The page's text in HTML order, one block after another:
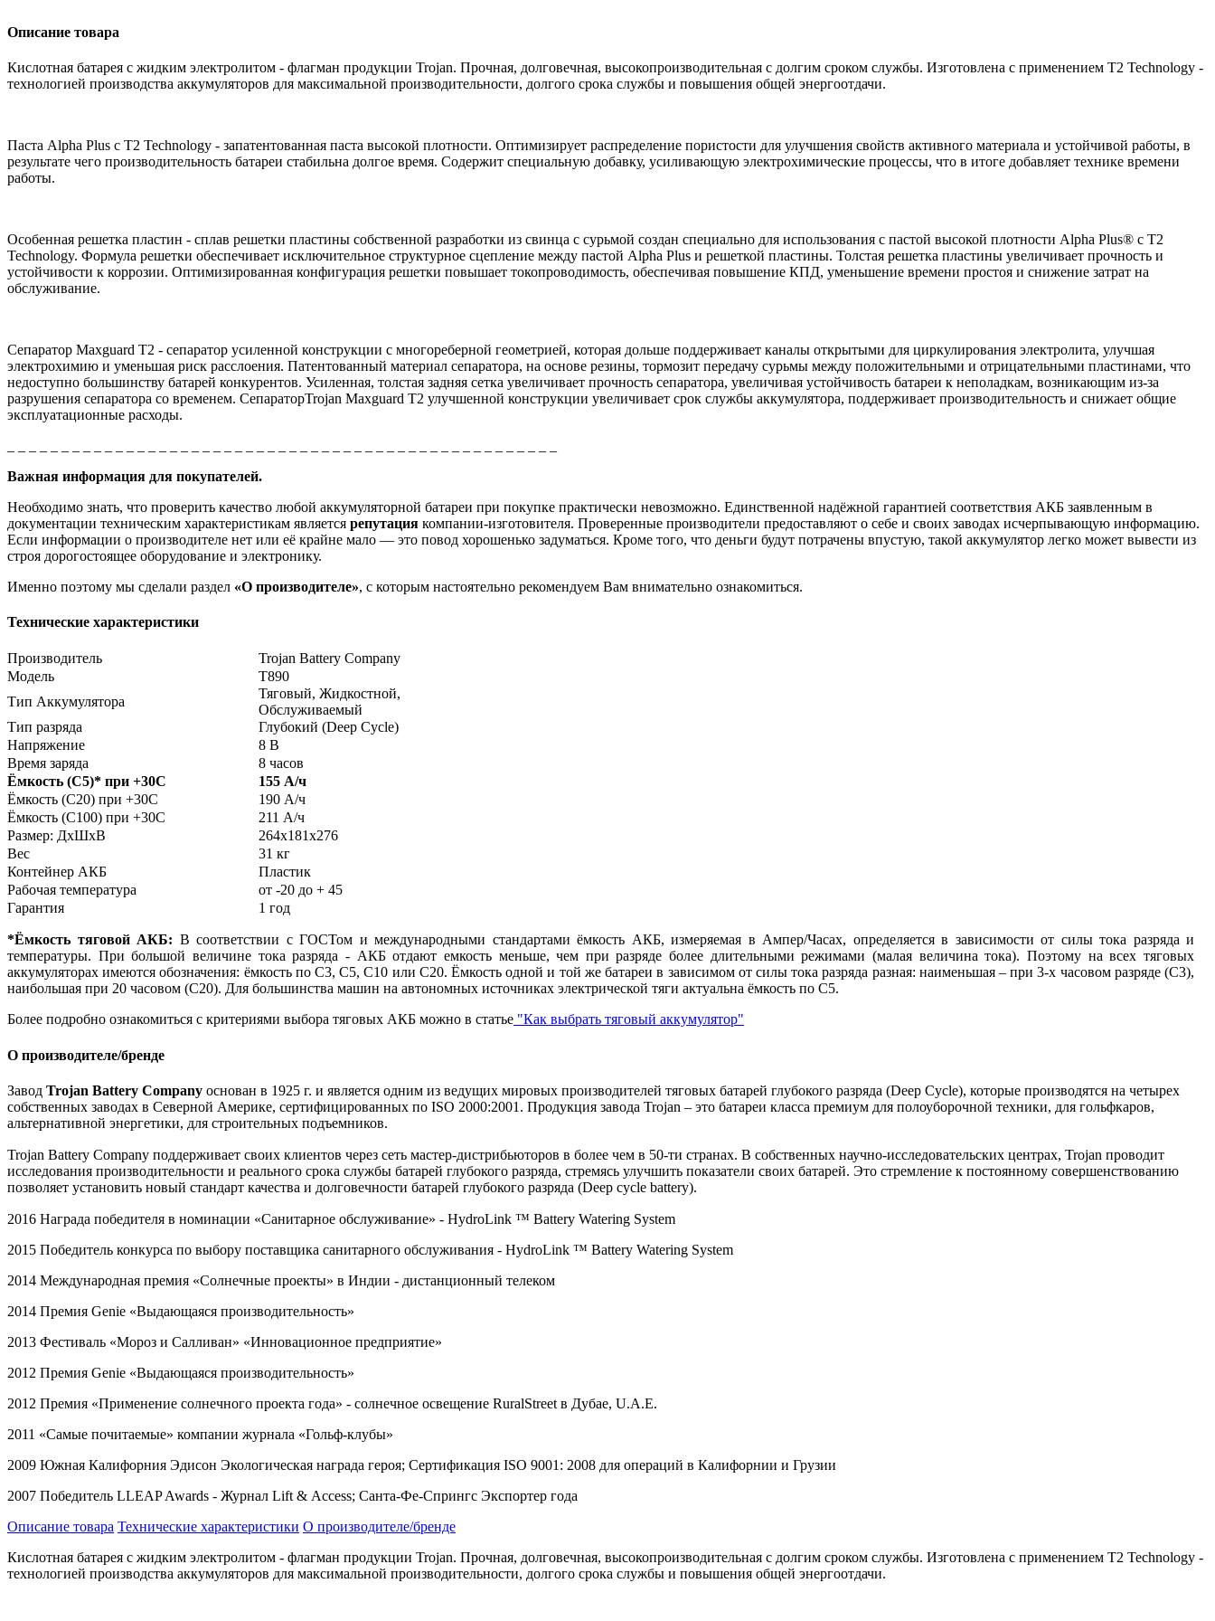
Описание товара
Кислотная батарея с жидким электролитом - флагман продукции Trojan. Прочная, долговечная, высокопроизводительная с долгим сроком службы. Изготовлена с применением T2 Technology -
технологией производства аккумуляторов для максимальной производительности, долгого срока службы и повышения общей энергоотдачи.
Паста Alpha Plus с T2 Technology - запатентованная паста высокой плотности. Оптимизирует распределение пористости для улучшения свойств активного материала и устойчивой работы, в
результате чего производительность батареи стабильна долгое время. Содержит специальную добавку, усиливающую электрохимические процессы, что в итоге добавляет технике времени
работы.
Особенная решетка пластин - сплав решетки пластины собственной разработки из свинца с сурьмой создан специально для использования с пастой высокой плотности Alpha Plus® с T2
Technology. Формула решетки обеспечивает исключительное структурное сцепление между пастой Alpha Plus и решеткой пластины. Толстая решетка пластины увеличивает прочность и
устойчивости к коррозии. Оптимизированная конфигурация решетки повышает токопроводимость, обеспечивая повышение КПД, уменьшение времени простоя и снижение затрат на
обслуживание.
Сепаратор Maxguard T2 - сепаратор усиленной конструкции c многореберной геометрией, которая дольше поддерживает каналы открытыми для циркулирования электролита, улучшая
электрохимию и уменьшая риск расслоения. Патентованный материал сепаратора, на основе резины, тормозит передачу сурьмы между положительными и отрицательными пластинами, что
недоступно большинству батарей конкурентов. Усиленная, толстая задняя сетка увеличивает прочность сепаратора, увеличивая устойчивость батареи к неполадкам, возникающим из-за
разрушения сепаратора со временем. СепараторTrojan Maxguard T2 улучшенной конструкции увеличивает срок службы аккумулятора, поддерживает производительность и снижает общие
эксплуатационные расходы.
Важная информация для покупателей.
Необходимо знать, что проверить качество любой аккумуляторной батареи при покупке практически невозможно. Единственной надёжной гарантией соответствия АКБ заявленным в
документации техническим характеристикам является репутация компании-изготовителя. Проверенные производители предоставляют о себе и своих заводах исчерпывающую информацию.
Если информации о производителе нет или её крайне мало — это повод хорошенько задуматься. Кроме того, что деньги будут потрачены впустую, такой аккумулятор легко может вывести из
строя дорогостоящее оборудование и электронику.
Именно поэтому мы сделали раздел «О производителе», с которым настоятельно рекомендуем Вам внимательно ознакомиться.
Технические характеристики
Производитель
Trojan Battery Company
Модель
T890
Тип Аккумулятора
Тяговый, Жидкостной,
Обслуживаемый
Тип разряда
Глубокий (Deep Cycle)
Напряжение
8 В
Время заряда
8 часов
Ёмкость (С5)* при +30С
155 А/ч
Ёмкость (С20) при +30С
190 А/ч
Ёмкость (С100) при +30С
211 А/ч
Размер: ДхШхВ
264х181х276
Вес
31 кг
Контейнер АКБ
Пластик
Рабочая температура
от -20 до + 45
Гарантия
1 год
*Ёмкость тяговой АКБ: В соответствии с ГОСТом и международными стандартами ёмкость АКБ, измеряемая в Ампер/Часах, определяется в зависимости от силы тока разряда и
температуры. При большой величине тока разряда - АКБ отдают емкость меньше, чем при разряде более длительными режимами (малая величина тока). Поэтому на всех тяговых
аккумуляторах имеются обозначения: ёмкость по С3, С5, С10 или С20. Ёмкость одной и той же батареи в зависимом от силы тока разряда разная: наименьшая – при 3-х часовом разряде (С3),
наибольшая при 20 часовом (С20). Для большинства машин на автономных источниках электрической тяги актуальна ёмкость по С5.
Более подробно ознакомиться с критериями выбора тяговых АКБ можно в статье "Как выбрать тяговый аккумулятор"
О производителе/бренде
Завод Trojan Battery Company основан в 1925 г. и является одним из ведущих мировых производителей тяговых батарей глубокого разряда (Deep Cycle), которые производятся на четырех
собственных заводах в Северной Америке, сертифицированных по ISO 2000:2001. Продукция завода Trojan – это батареи класса премиум для полоуборочной техники, для гольфкаров,
альтернативной энергетики, для строительных подъемников.
Trojan Battery Company поддерживает своих клиентов через сеть мастер-дистрибьюторов в более чем в 50-ти странах. В собственных научно-исследовательских центрах, Trojan проводит
исследования производительности и реального срока службы батарей глубокого разряда, стремясь улучшить показатели своих батарей. Это стремление к постоянному совершенствованию
позволяет установить новый стандарт качества и долговечности батарей глубокого разряда (Deep cycle battery).
2016 Награда победителя в номинации «Санитарное обслуживание» - HydroLink ™ Battery Watering System
2015 Победитель конкурса по выбору поставщика санитарного обслуживания - HydroLink ™ Battery Watering System
2014 Международная премия «Солнечные проекты» в Индии - дистанционный телеком
2014 Премия Genie «Выдающаяся производительность»
2013 Фестиваль «Мороз и Салливан» «Инновационное предприятие»
2012 Премия Genie «Выдающаяся производительность»
2012 Премия «Применение солнечного проекта года» - солнечное освещение RuralStreet в Дубае, U.A.E.
2011 «Самые почитаемые» компании журнала «Гольф-клубы»
2009 Южная Калифорния Эдисон Экологическая награда героя; Сертификация ISO 9001: 2008 для операций в Калифорнии и Грузии
2007 Победитель LLEAP Awards - Журнал Lift & Access; Санта-Фе-Спрингс Экспортер года
Описание товара Технические характеристики О производителе/бренде
Кислотная батарея с жидким электролитом - флагман продукции Trojan. Прочная, долговечная, высокопроизводительная с долгим сроком службы. Изготовлена с применением T2 Technology -
технологией производства аккумуляторов для максимальной производительности, долгого срока службы и повышения общей энергоотдачи.